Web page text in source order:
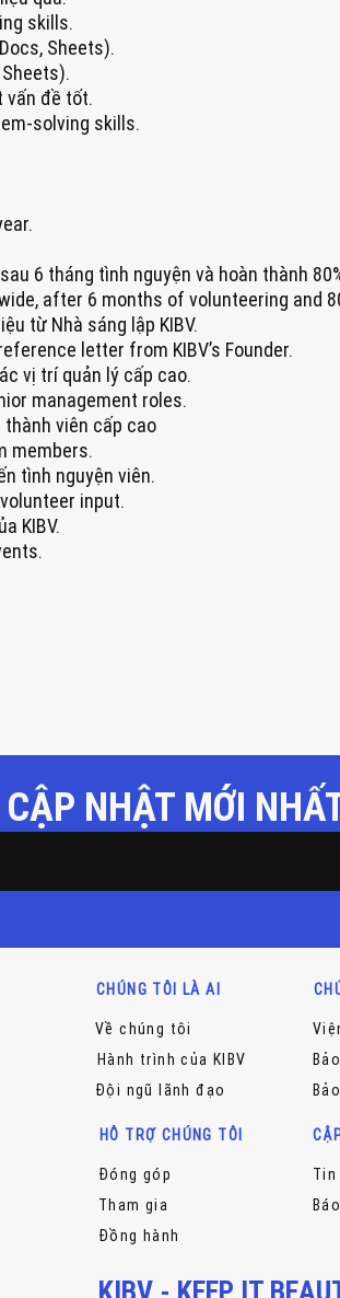
skills.
Sheets).
vấn đề tốt.
solving skills.
6 tháng tình nguyện và hoàn thành
after 6 months of volunteering and
từ Nhà sáng lập KIBV.
letter from KIBV’s Founder.
vị trí quản lý cấp cao.
management roles.
viên cấp cao
members.
tình nguyện viên.
input.
KIBV.
NHẬT MỚI
CHÚNG TÔI LÀ AI
Về chúng tôi
Hành trình của KIBV
Đội ngũ lãnh đạo
HỖ TRỢ CHÚNG TÔI
Đóng góp
Tham gia
Đồng hành